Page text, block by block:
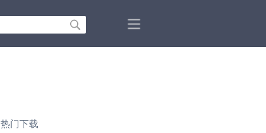
热门下载